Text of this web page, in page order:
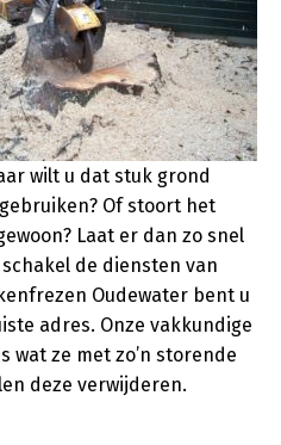
wilt u dat stuk grond
Of stoort het
Laat er dan zo snel
de diensten van
Oudewater bent u
adres. Onze vakkundige
wat ze met zo’n storende
deze verwijderen.